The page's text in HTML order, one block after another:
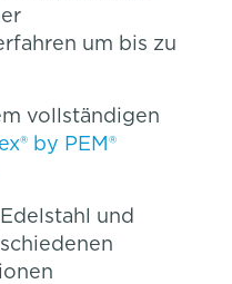
um bis zu
vollständigen
by PEM®
und